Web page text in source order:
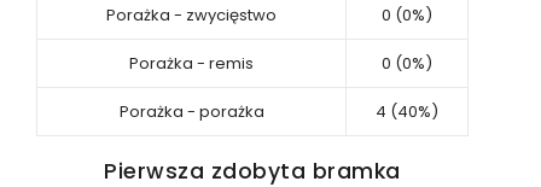
Porażka - zwycięstwo 0 (0%)
Porażka - remis 0 (0%)
Porażka - porażka 4 (40%)
Pierwsza zdobyta bramka